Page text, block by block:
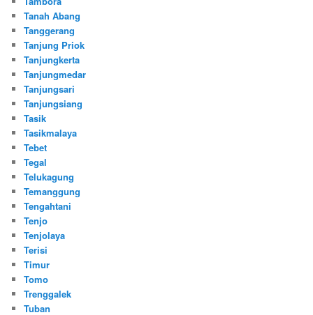
Tanah Abang
Tanggerang
Tanjung Priok
Tanjungkerta
Tanjungmedar
Tanjungsari
Tanjungsiang
Tasik
Tasikmalaya
Tebet
Tegal
Telukagung
Temanggung
Tengahtani
Tenjo
Tenjolaya
Terisi
Timur
Tomo
Trenggalek
Tuban